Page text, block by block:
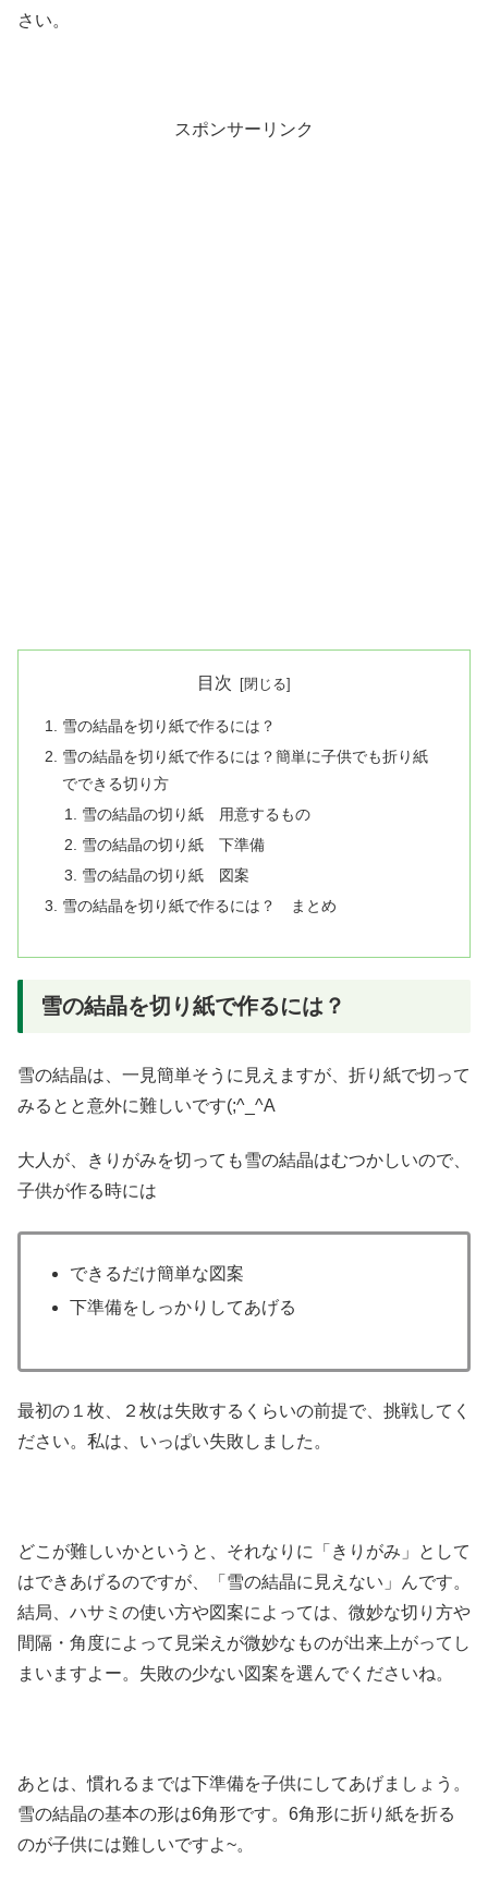
さい。
スポンサーリンク
目次
雪の結晶を切り紙で作るには？
雪の結晶を切り紙で作るには？簡単に子供でも折り紙
でできる切り方
雪の結晶の切り紙 用意するもの
雪の結晶の切り紙 下準備
雪の結晶の切り紙 図案
雪の結晶を切り紙で作るには？ まとめ
雪の結晶を切り紙で作るには？
雪の結晶は、一見簡単そうに見えますが、折り紙で切って
みるとと意外に難しいです(;^_^A
大人が、きりがみを切っても雪の結晶はむつかしいので、
子供が作る時には
できるだけ簡単な図案
下準備をしっかりしてあげる
最初の１枚、２枚は失敗するくらいの前提で、挑戦してく
ださい。私は、いっぱい失敗しました。
どこが難しいかというと、それなりに「きりがみ」として
はできあげるのですが、「雪の結晶に見えない」んです。
結局、ハサミの使い方や図案によっては、微妙な切り方や
間隔・角度によって見栄えが微妙なものが出来上がってし
まいますよー。失敗の少ない図案を選んでくださいね。
あとは、慣れるまでは下準備を子供にしてあげましょう。
雪の結晶の基本の形は6角形です。6角形に折り紙を折る
のが子供には難しいですよ~。